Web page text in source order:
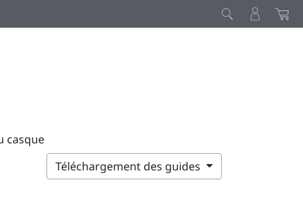
casque
Téléchargement des guides